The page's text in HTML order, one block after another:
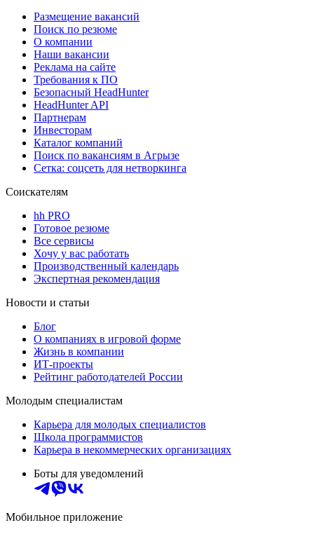
Размещение вакансий
Поиск по резюме
О компании
Наши вакансии
Реклама на сайте
Требования к ПО
Безопасный HeadHunter
HeadHunter API
Партнерам
Инвесторам
Каталог компаний
Поиск по вакансиям в Агрызе
Сетка: соцсеть для нетворкинга
Соискателям
hh PRO
Готовое резюме
Все сервисы
Хочу у вас работать
Производственный календарь
Экспертная рекомендация
Новости и статьи
Блог
О компаниях в игровой форме
Жизнь в компании
ИТ-проекты
Рейтинг работодателей России
Молодым специалистам
Карьера для молодых специалистов
Школа программистов
Карьера в некоммерческих организациях
Боты для уведомлений
Мобильное приложение